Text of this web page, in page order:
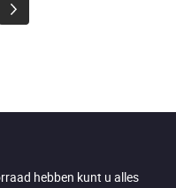
hebben kunt u alles